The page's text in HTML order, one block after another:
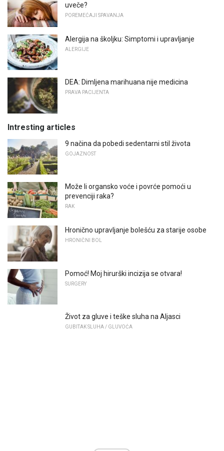
uveče?
POREMEĆAJI SPAVANJA
Alergija na školjku: Simptomi i upravljanje
ALERGIJE
DEA: Dimljena marihuana nije medicina
PRAVA PACIJENTA
Intresting articles
9 načina da pobedi sedentarni stil života
GOJAZNOST
Može li organsko voće i povrće pomoći u
prevenciji raka?
RAK
Hronično upravljanje bolešću za starije osobe
HRONIČNI BOL
Pomoć! Moj hirurški incizija se otvara!
SURGERY
Život za gluve i teške sluha na Aljasci
GUBITAK SLUHA / GLUVOĆA